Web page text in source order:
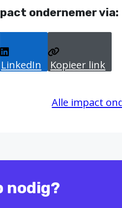
ondernemer via:
LinkedIn Kopieer link
Alle impact
nodig?